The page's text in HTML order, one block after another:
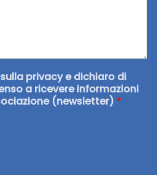
privacy e dichiaro di
a ricevere informazioni
(newsletter) *